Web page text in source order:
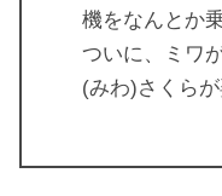
機をなんとか
ついに、ミワ
(みわ)さくら